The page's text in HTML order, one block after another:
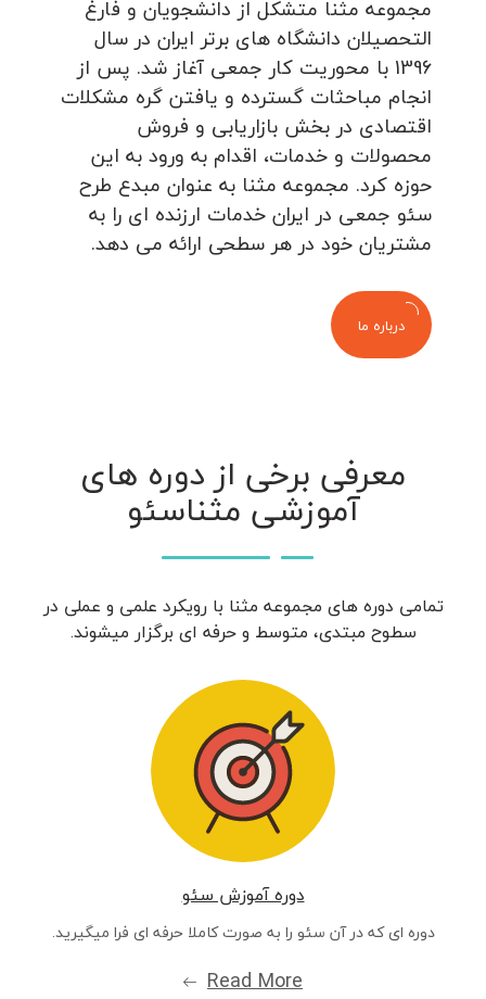
مجموعه مثنا متشکل از دانشجویان و فارغ
التحصیلان دانشگاه های برتر ایران در سال
1396 با محوریت کار جمعی آغاز شد. پس از
انجام مباحثات گسترده و یافتن گره مشکلات
اقتصادی در بخش بازاریابی و فروش
محصولات و خدمات، اقدام به ورود به این
حوزه کرد. مجموعه مثنا به عنوان مبدع طرح
سئو جمعی در ایران خدمات ارزنده ای را به
مشتریان خود در هر سطحی ارائه می دهد.
درباره ما
معرفی برخی از دوره های
آموزشی مثناسئو
تمامی دوره های مجموعه مثنا با رویکرد علمی و عملی در
سطوح مبتدی، متوسط و حرفه ای برگزار میشوند.
دوره آموزش سئو
دوره ای که در آن سئو را به صورت کاملا حرفه ای فرا میگیرید.
Read More